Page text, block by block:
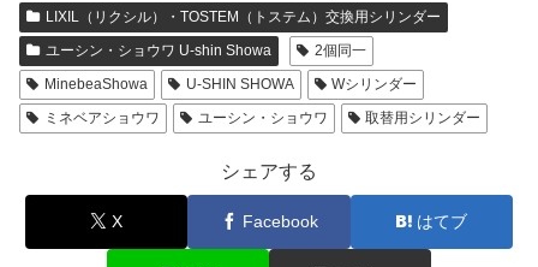
LIXIL（リクシル）・TOSTEM（トステム）交換用シリンダー
ユーシン・ショウワ U-shin Showa
2個同一
MinebeaShowa
U-SHIN SHOWA
Wシリンダー
ミネベアショウワ
ユーシン・ショウワ 取替用シリンダー
シェアする
X Facebook はてブ